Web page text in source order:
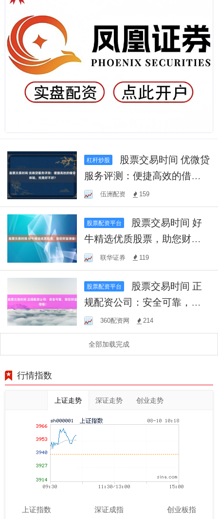
杠杆炒股
服务评测：便捷高效的借贷
体验，究竟好不好？
伍洲配资 159
股票配资平台
牛精选优质股票，助您财富
增值！联华证券 119
股票配资平台
规配资公司：安全可靠，助
您财富增值！
360配资网 214
全部加载完成
行情指数
上证走势 深证走势 创业走势
上证指数 深证成指 创业板指